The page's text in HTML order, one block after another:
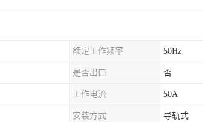
额定工作频率 50Hz
是否出口 否
工作电流 50A
安装方式 导轨式